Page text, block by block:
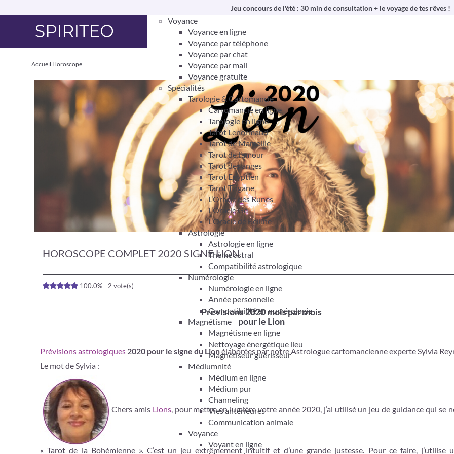
Jeu concours de l'été : 30 min de consultation + le voyage de tes rêves !
Voyance
Voyance en ligne
Voyance par téléphone
Voyance par chat
Voyance par mail
Voyance gratuite
Spécialités
Tarologie & Cartomancie
Cartomancie en ligne
Tarologie en ligne
Tarot Lenormand
Tarot de Marseille
Tarot de l’amour
Tarot des anges
Tarot Egyptien
Tarot Tzigane
L’Oracle des Runes
L’Oracle Gé
L’Oracle de Belline
Astrologie
Astrologie en ligne
Thème astral
Compatibilité astrologique
Numérologie
Numérologie en ligne
Année personnelle
Compatibilité en numérologie
Magnétisme
Magnétisme en ligne
Nettoyage énergétique lieu
Magnétiseur guérisseur
Médiumnité
Médium en ligne
Médium pur
Channeling
Vies antérieures
Communication animale
Voyance
Voyant en ligne
Accueil Horoscope
HOROSCOPE COMPLET 2020 SIGNE LION
100.0% - 2 vote(s)
Prévisions 2020 mois par mois
pour le Lion
Prévisions astrologiques 2020 pour le signe du Lionélaborées par notre Astrologue cartomancienne experte Sylvia
Le mot de Sylvia :
Chers amis Lions, pour mettre en lumière votre année 2020, j’ai utilisé un jeu de guidance qui se
« Tarot de la Bohémienne ». C’est un jeu extrêmement intuitif et d’une grande justesse. Pour ce faire, j’utilise